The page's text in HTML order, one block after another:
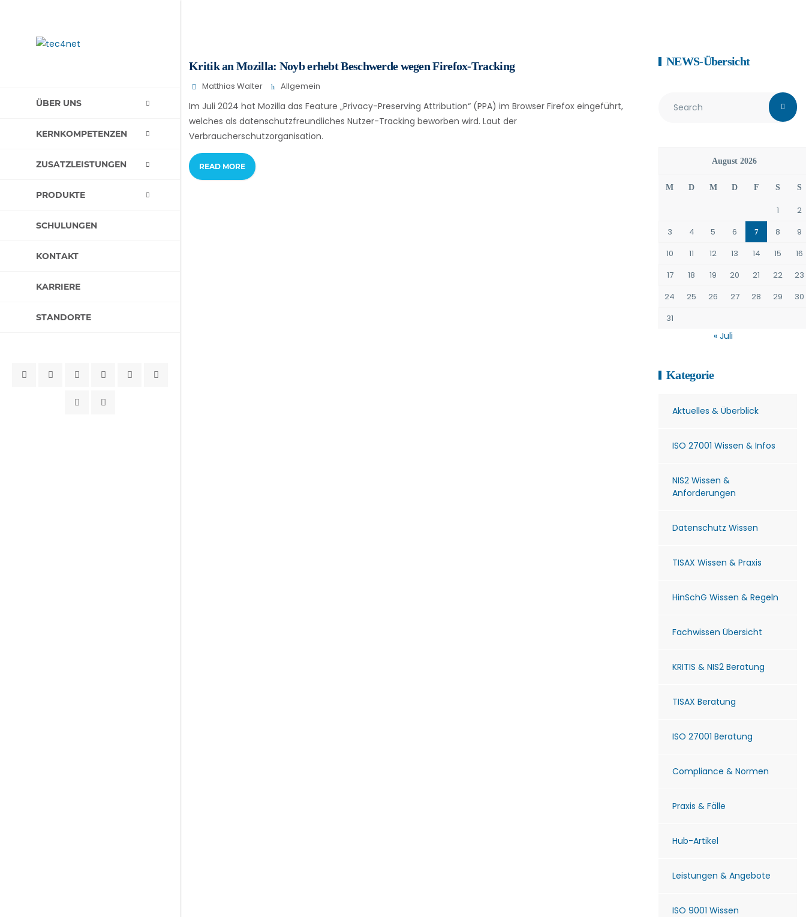
ÜBER UNS
KERNKOMPETENZEN
ZUSATZLEISTUNGEN
PRODUKTE
SCHULUNGEN
KONTAKT
KARRIERE
STANDORTE
Kritik an Mozilla: Noyb erhebt Beschwerde wegen Firefox-Tracking
Matthias Walter Allgemein
Im Juli 2024 hat Mozilla das Feature „Privacy-Preserving Attribution“ (PPA) im Browser Firefox eingeführt,
welches als datenschutzfreundliches Nutzer-Tracking beworben wird. Laut der
Verbraucherschutzorganisation.
READ MORE
NEWS-Übersicht
August 2026
M D M D F S S
1
2
3
4 5 6 7 8
9
10
11 12 13 14 15
16
17
18 19 20 21 22
23
24
25 26 27 28 29
30
31
« Juli
Kategorie
Aktuelles & Überblick
ISO 27001 Wissen & Infos
NIS2 Wissen &
Anforderungen
Datenschutz Wissen
TISAX Wissen & Praxis
HinSchG Wissen & Regeln
Fachwissen Übersicht
KRITIS & NIS2 Beratung
TISAX Beratung
ISO 27001 Beratung
Compliance & Normen
Praxis & Fälle
Hub-Artikel
Leistungen & Angebote
ISO 9001 Wissen